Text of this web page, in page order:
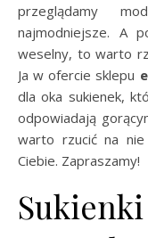
przeglądamy
najmodniejsze. A
weselny, to warto
Ja w ofercie sklepu
dla oka sukienek,
odpowiadają
warto rzucić na
Ciebie. Zapraszamy!